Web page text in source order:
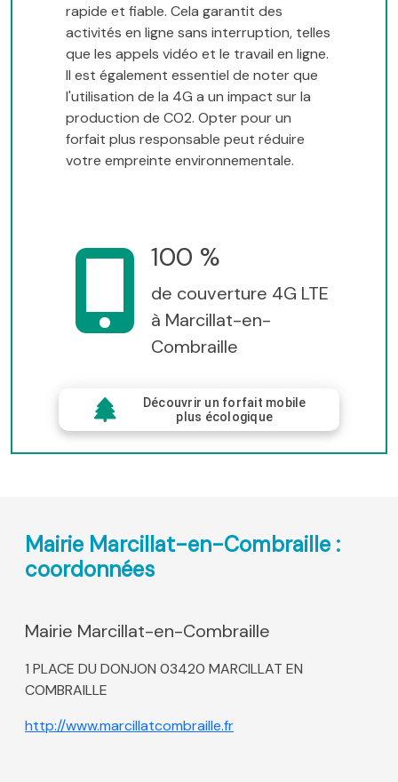
rapide et fiable. Cela garantit des
activités en ligne sans interruption, telles
que les appels vidéo et le travail en ligne.
Il est également essentiel de noter que
l'utilisation de la 4G a un impact sur la
production de CO2. Opter pour un
forfait plus responsable peut réduire
votre empreinte environnementale.
100 %
de couverture 4G LTE
à Marcillat-en-
Combraille
Découvrir un forfait mobile
plus écologique
Mairie Marcillat-en-Combraille :
coordonnées
Mairie Marcillat-en-Combraille
1 PLACE DU DONJON 03420 MARCILLAT EN
COMBRAILLE
http://www.marcillatcombraille.fr